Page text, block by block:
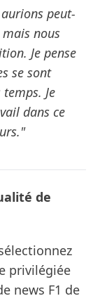
peut-
nous
Je pense
se sont
Je
dans ce
de
privilégiée
news F1 de